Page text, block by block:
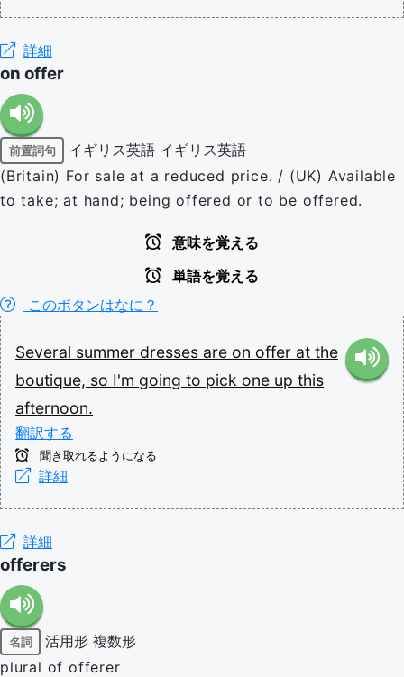
詳細
on offer
前置詞句 イギリス英語 イギリス英語
(Britain) For sale at a reduced price. / (UK) Available
to take; at hand; being offered or to be offered.
意味を覚える
単語を覚える
このボタンはなに？
Several summer dresses are on offer at the
boutique, so I'm going to pick one up this
afternoon.
翻訳する
聞き取れるようになる
詳細
詳細
offerers
名詞 活用形 複数形
plural of offerer